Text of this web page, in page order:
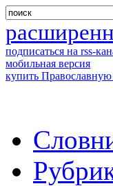
подписаться на rss-
мобильная версия
купить